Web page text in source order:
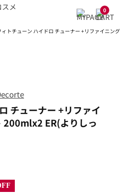
0
ィトチューン ハイドロ チューナー +リファイニン
チューナー +リファイ
200mlx2 ER(よりしっ